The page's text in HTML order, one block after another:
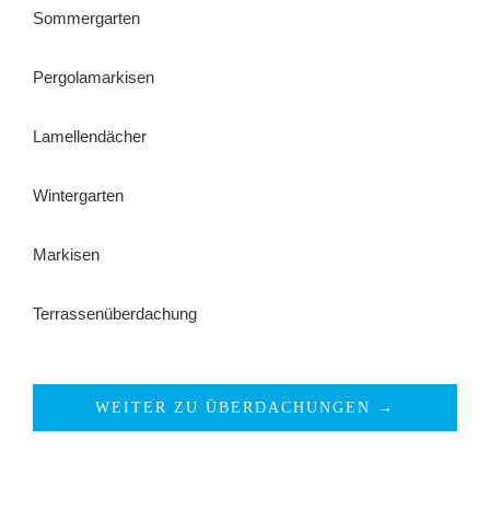
Sommergarten
Pergolamarkisen
Lamellendächer
Wintergarten
Markisen
Terrassenüberdachung
WEITER ZU ÜBERDACHUNGEN →